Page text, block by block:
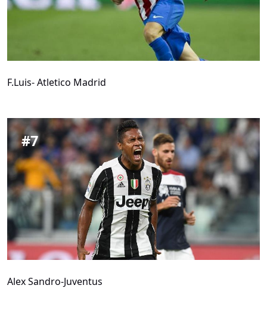
F.Luis- Atletico Madrid
#7
Alex Sandro-Juventus